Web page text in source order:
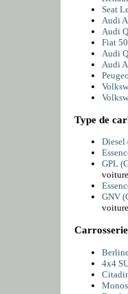
Seat
Audi
Audi
Fiat
Audi
Audi
Type de
Diesel
GPL
GNV
4x4